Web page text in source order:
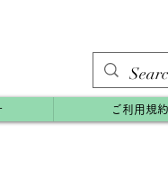
ご利用規約